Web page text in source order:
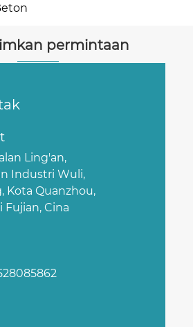
permintaan
Ling'an,
Industri Wuli,
Kota Quanzhou,
Fujian, Cina